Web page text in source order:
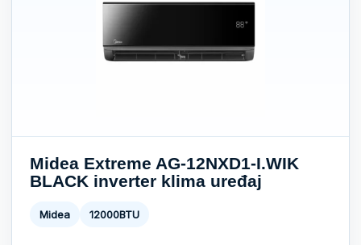
Midea Extreme AG-12NXD1-I.WIK
BLACK inverter klima uređaj
Midea 12000BTU